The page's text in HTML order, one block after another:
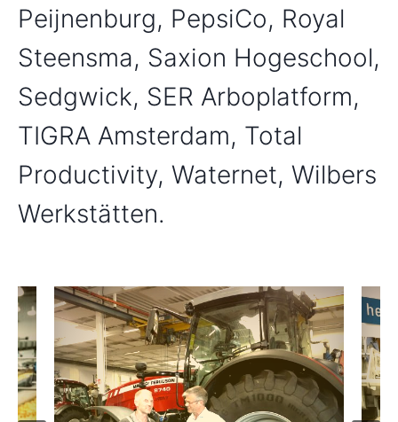
Peijnenburg, PepsiCo, Royal
Steensma, Saxion Hogeschool,
Sedgwick, SER Arboplatform,
TIGRA Amsterdam, Total
Productivity, Waternet, Wilbers
Werkstätten.